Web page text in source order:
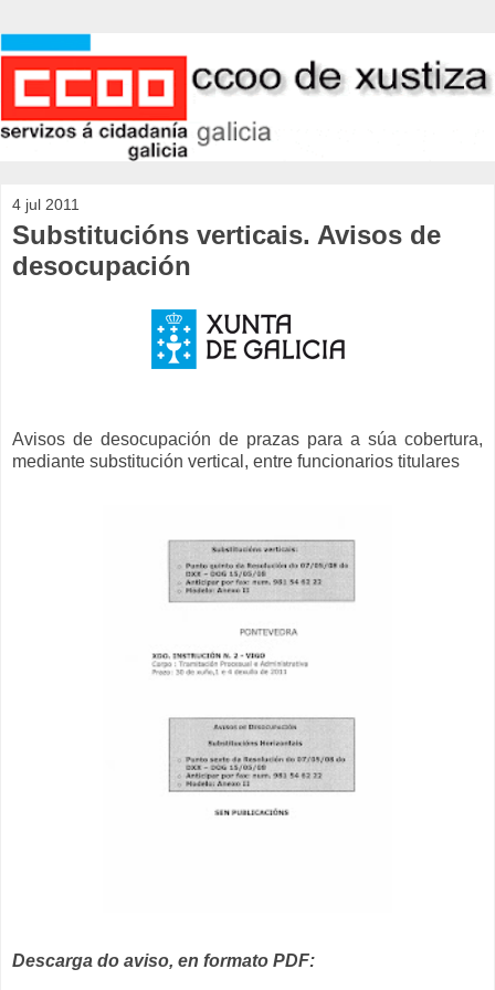
4 jul 2011
Substitucións verticais. Avisos de
desocupación
Avisos de desocupación de prazas para a súa cobertura,
mediante substitución vertical, entre funcionarios titulares
Descarga do aviso, en formato PDF: